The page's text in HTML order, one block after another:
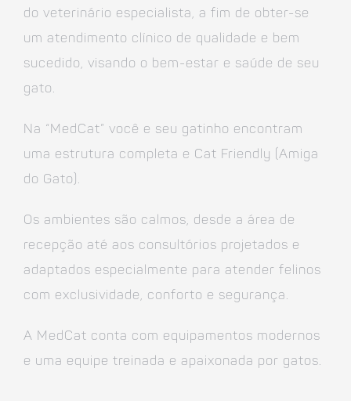
do veterinário especialista, a fim de obter-se
um atendimento clínico de qualidade e bem
sucedido, visando o bem-estar e saúde de seu
gato.
Na “MedCat” você e seu gatinho encontram
uma estrutura completa e Cat Friendly (Amiga
do Gato).
Os ambientes são calmos, desde a área de
recepção até aos consultórios projetados e
adaptados especialmente para atender felinos
com exclusividade, conforto e segurança.
A MedCat conta com equipamentos modernos
e uma equipe treinada e apaixonada por gatos.